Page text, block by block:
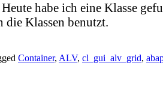
habe ich eine Klasse
die Klassen benutzt.
Container, ALV, cl_gui_alv_grid,